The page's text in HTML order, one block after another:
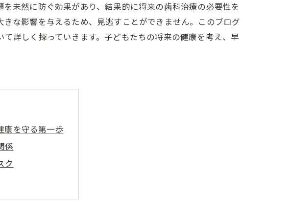
未然に防ぐ効果があり、結果的に将来の歯科治療の必要性を
な影響を与えるため、見逃すことができません。このブログ
詳しく探っていきます。子どもたちの将来の健康を考え、早
康を守る第一歩
係
ク
？
のメリット